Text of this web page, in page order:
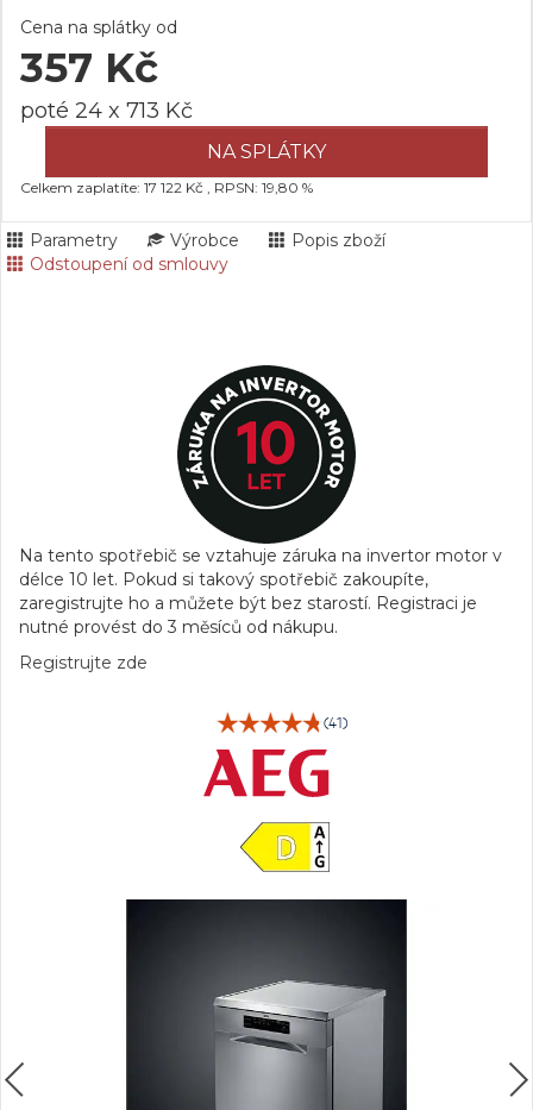
Cena na splátky od
357 Kč
poté 24 x 713 Kč
NA SPLÁTKY
Celkem zaplatíte: 17 122 Kč , RPSN: 19,80 %
Parametry Výrobce
Popis zboží
Odstoupení od smlouvy
Na tento spotřebič se vztahuje záruka na invertor motor v
délce 10 let. Pokud si takový spotřebič zakoupíte,
zaregistrujte ho a můžete být bez starostí. Registraci je
nutné provést do 3 měsíců od nákupu.
Registrujte zde
(41)